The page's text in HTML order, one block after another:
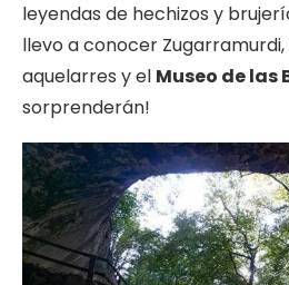
leyendas de hechizos y
llevo a conocer
aquelarres y el Museo de las
sorprenderán!